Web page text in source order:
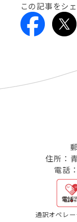
この記事をシ
住所：
電話
通訳オペレー